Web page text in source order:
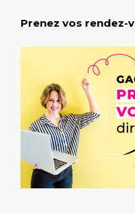
Prenez vos rendez-